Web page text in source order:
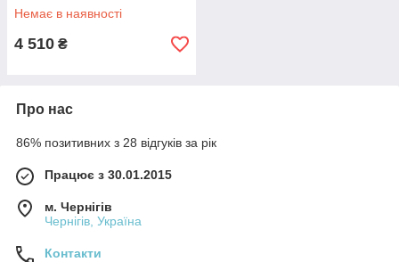
Немає в наявності
4 510 ₴
Про нас
86% позитивних з 28 відгуків за рік
Працює з 30.01.2015
м. Чернігів
Чернігів, Україна
Контакти